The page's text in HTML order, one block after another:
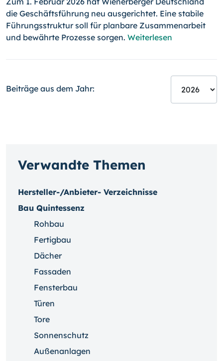
die Geschäftsführung neu ausgerichtet. Eine stabile
Führungsstruktur soll für planbare Zusammenarbeit
und bewährte Prozesse sorgen. Weiterlesen
Beiträge aus dem Jahr:
Verwandte Themen
Hersteller-/Anbieter- Verzeichnisse
Bau Quintessenz
Rohbau
Fertigbau
Dächer
Fassaden
Fensterbau
Türen
Tore
Sonnenschutz
Außenanlagen